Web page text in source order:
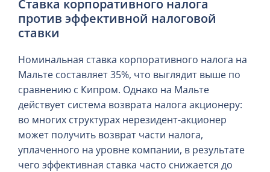
Ставка корпоративного налога
против эффективной налоговой
ставки
Номинальная ставка корпоративного налога на
Мальте составляет 35%, что выглядит выше по
сравнению с Кипром. Однако на Мальте
действует система возврата налога акционеру:
во многих структурах нерезидент-акционер
может получить возврат части налога,
уплаченного на уровне компании, в результате
чего эффективная ставка часто снижается до